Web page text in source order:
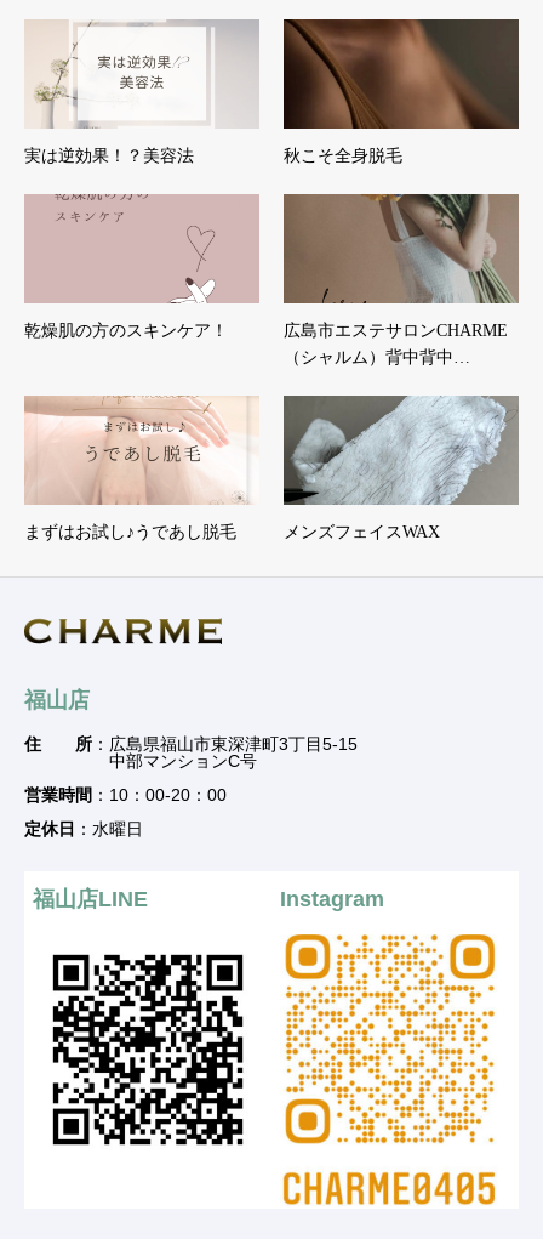
実は逆効果！？美容法 秋こそ全身脱毛
乾燥肌の方のスキンケア！
広島市エステサロンCHARME
（シャルム）背中背中…
まずはお試し♪うであし脱毛 メンズフェイスWAX
福山店
住 所 ：広島県福山市東深津町3丁目5-15
中部マンションC号
営業時間 ：10：00-20：00
定休日 ：水曜日
福山店LINE Instagram